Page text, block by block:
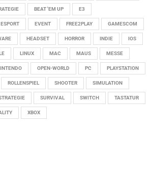
BEAT 'EM UP E3
ESPORT EVENT FREE2PLAY GAMESCOM
HEADSET HORROR INDIE IOS
LINUX MAC MAUS MESSE
OPEN-WORLD PC PLAYSTATION
ROLLENSPIEL SHOOTER SIMULATION
SURVIVAL SWITCH TASTATUR
XBOX